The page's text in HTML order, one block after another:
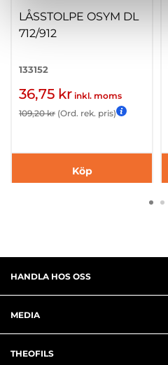
LÅSSTOLPE OSYM DL
712/912
133152
36,75 kr inkl. moms
109,20 kr (Ord. rek. pris)
Köp
HANDLA HOS OSS
MEDIA
THEOFILS